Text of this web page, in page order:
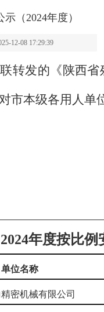
（2024年度）
12-08 17:29:39
转发的《陕西省
市本级各用人单
2024年度按比
单位名称
密机械有限公司